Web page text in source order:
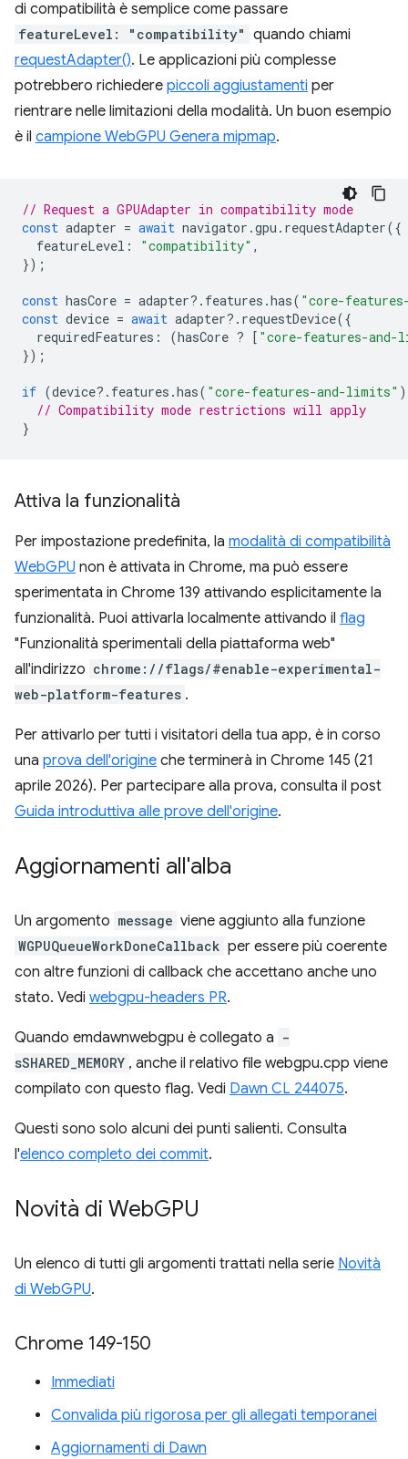
di compatibilità è semplice come passare
featureLevel: "compatibility" quando chiami
requestAdapter(). Le applicazioni più complesse
potrebbero richiedere piccoli aggiustamenti per
rientrare nelle limitazioni della modalità. Un buon esempio
è il campione WebGPU Genera mipmap.
// Request a GPUAdapter in compatibility mode
const adapter = await navigator .gpu . requestAdapter({
featureLevel : "compatibility" ,
});
const hasCore = adapter? . features .has( "core-
const device = await adapter? . requestDevice({
requiredFeatures : (hasCore ? [ "core-features-
});
if (device? . features .has( "core-features-and-limits"
// Compatibility mode restrictions will apply
}
Attiva la funzionalità
Per impostazione predefinita, la modalità di compatibilità
WebGPU non è attivata in Chrome, ma può essere
sperimentata in Chrome 139 attivando esplicitamente la
funzionalità. Puoi attivarla localmente attivando il flag
"Funzionalità sperimentali della piattaforma web"
all'indirizzo chrome://flags/#enable-experimental-
web-platform-features .
Per attivarlo per tutti i visitatori della tua app, è in corso
una prova dell'origine che terminerà in Chrome 145 (21
aprile 2026). Per partecipare alla prova, consulta il post
Guida introduttiva alle prove dell'origine.
Aggiornamenti all'alba
Un argomento message viene aggiunto alla funzione
WGPUQueueWorkDoneCallback per essere più coerente
con altre funzioni di callback che accettano anche uno
stato. Vedi webgpu-headers PR.
Quando emdawnwebgpu è collegato a -
sSHARED_MEMORY , anche il relativo file webgpu.cpp viene
compilato con questo flag. Vedi Dawn CL 244075.
Questi sono solo alcuni dei punti salienti. Consulta
l'elenco completo dei commit.
Novità di WebGPU
Un elenco di tutti gli argomenti trattati nella serie Novità
di WebGPU.
Chrome 149-150
Immediati
Convalida più rigorosa per gli allegati temporanei
Aggiornamenti di Dawn